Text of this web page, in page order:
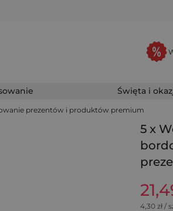
Święta i
prezentów i produktów premium
5 x
4,30zł /